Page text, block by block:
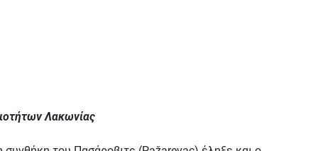
Λακωνίας